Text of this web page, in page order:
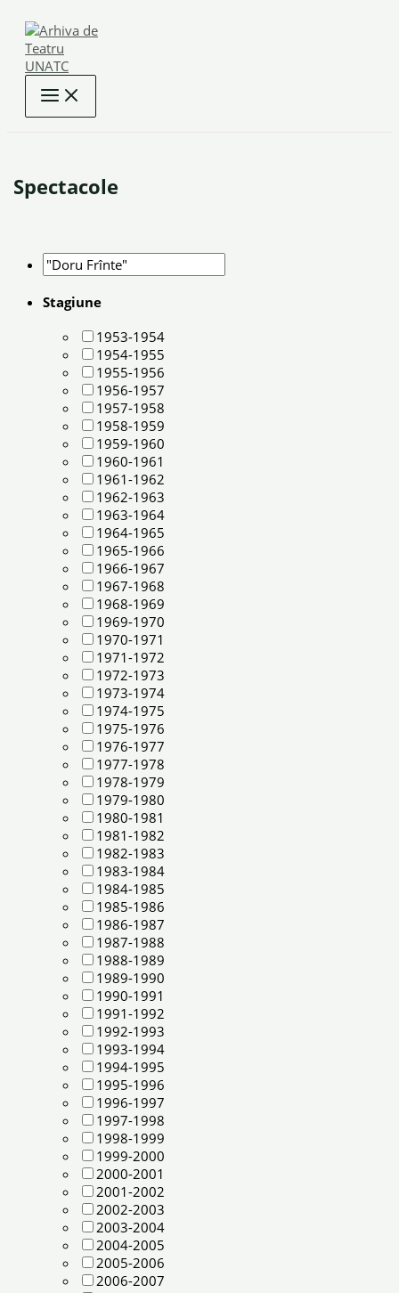
content
Spectacole
Stagiune
1953-1954
1954-1955
1955-1956
1956-1957
1957-1958
1958-1959
1959-1960
1960-1961
1961-1962
1962-1963
1963-1964
1964-1965
1965-1966
1966-1967
1967-1968
1968-1969
1969-1970
1970-1971
1971-1972
1972-1973
1973-1974
1974-1975
1975-1976
1976-1977
1977-1978
1978-1979
1979-1980
1980-1981
1981-1982
1982-1983
1983-1984
1984-1985
1985-1986
1986-1987
1987-1988
1988-1989
1989-1990
1990-1991
1991-1992
1992-1993
1993-1994
1994-1995
1995-1996
1996-1997
1997-1998
1998-1999
1999-2000
2000-2001
2001-2002
2002-2003
2003-2004
2004-2005
2005-2006
2006-2007